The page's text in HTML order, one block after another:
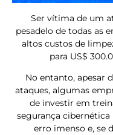
Ser vítima de um
pesadelo de todas as
altos custos de
para US$
No entanto, apesar
ataques, algumas
de investir em
segurança cibernética
erro imenso e, se